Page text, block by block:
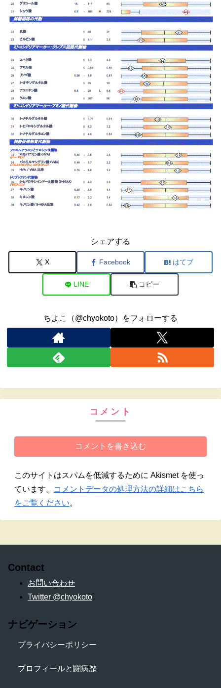
シェアする
X Facebook はてブ
LINE コピー
ちよこ（@chyokoto）をフォローする
コメント
コメントを書き込む
このサイトはスパムを低減するために Akismet を使っ
ています。
コメントデータの処理方法の詳細はこちら
をご覧ください。
Contact
お問い合わせ
Twitter @chyokoto
ナビゲーション
プライバシーポリシー
プロフィールと闘病歴